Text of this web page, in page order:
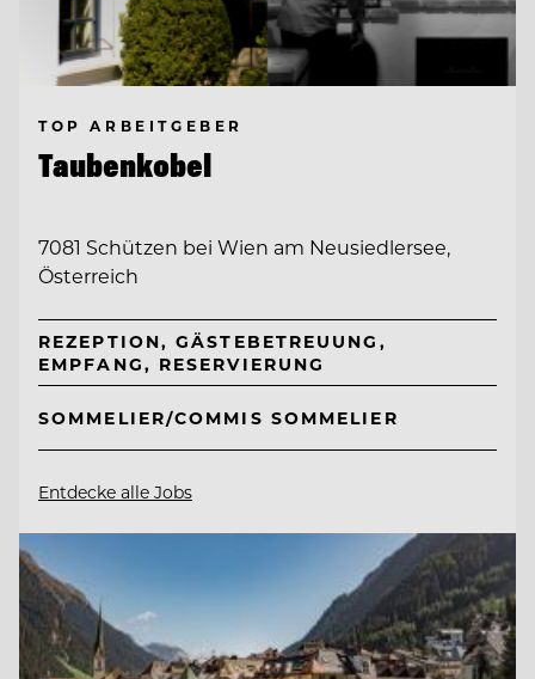
TOP ARBEITGEBER
Taubenkobel
7081 Schützen bei Wien am Neusiedlersee,
Österreich
REZEPTION, GÄSTEBETREUUNG,
EMPFANG, RESERVIERUNG
SOMMELIER/COMMIS SOMMELIER
Entdecke alle Jobs